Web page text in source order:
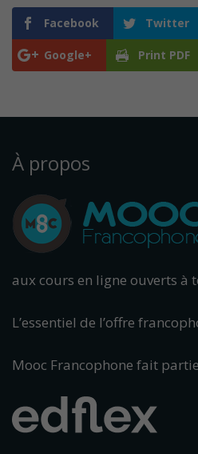
Facebook Twitter
Google+ Print PDF
À propos
aux cours en ligne ouverts à
L’essentiel de l’offre
Mooc Francophone fait